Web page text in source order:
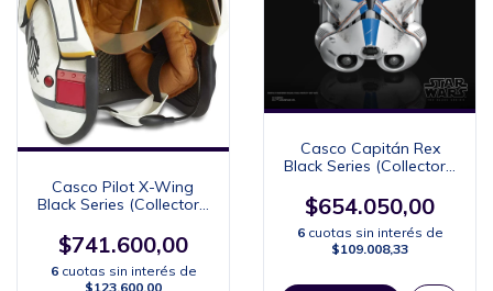
Casco Pilot X-Wing
Black Series (Collector's
$741.600,00
6 cuotas sin interés de
$123.600,00
Casco Capitán Rex
Black Series (Collector's
$654.050,00
6 cuotas sin interés de
$109.008,33